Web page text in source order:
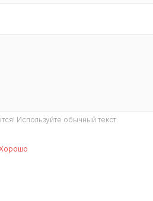
Используйте обычный текст.